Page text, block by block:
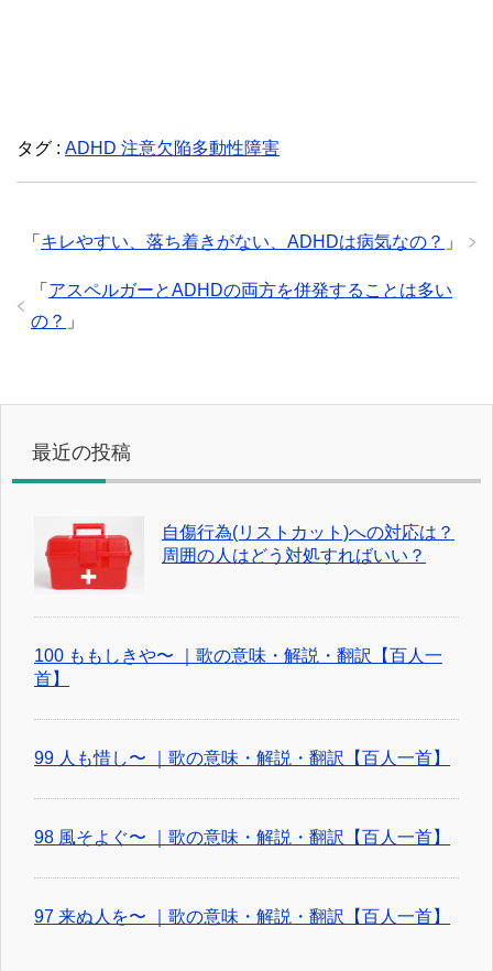
タグ : ADHD 注意欠陥多動性障害
「 キレやすい、落ち着きがない、ADHDは病気なの？ 」
「 アスペルガーとADHDの両方を併発することは多い
の？ 」
最近の投稿
自傷行為(リストカット)への対応は？
周囲の人はどう対処すればいい？
100 ももしきや〜 ｜歌の意味・解説・翻訳【百人一
首】
99 人も惜し〜 ｜歌の意味・解説・翻訳【百人一首】
98 風そよぐ〜 ｜歌の意味・解説・翻訳【百人一首】
97 来ぬ人を〜 ｜歌の意味・解説・翻訳【百人一首】